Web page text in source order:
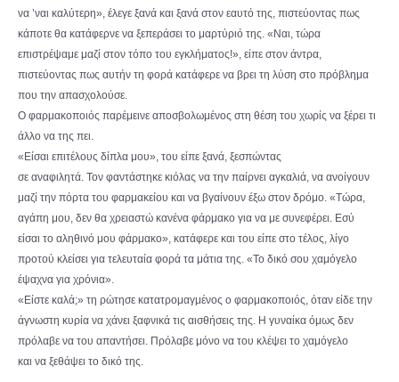
να ’ναι καλύτερη», έλεγε ξανά και ξανά στον εαυτό της, πιστεύοντας πως
κάποτε θα κατάφερνε να ξεπεράσει το μαρτύριό της. «Ναι, τώρα
επιστρέψαμε μαζί στον τόπο του εγκλήματος!», είπε στον άντρα,
πιστεύοντας πως αυτήν τη φορά κατάφερε να βρει τη λύση στο πρόβλημα
που την απασχολούσε.
Ο φαρμακοποιός παρέμεινε αποσβολωμένος στη θέση του χωρίς να ξέρει τι
άλλο να της πει.
«Είσαι επιτέλους δίπλα μου», του είπε ξανά, ξεσπώντας
σε αναφιλητά. Τον φαντάστηκε κιόλας να την παίρνει αγκαλιά, να ανοίγουν
μαζί την πόρτα του φαρμακείου και να βγαίνουν έξω στον δρόμο. «Τώρα,
αγάπη μου, δεν θα χρειαστώ κανένα φάρμακο για να με συνεφέρει. Εσύ
είσαι το αληθινό μου φάρμακο», κατάφερε και του είπε στο τέλος, λίγο
προτού κλείσει για τελευταία φορά τα μάτια της. «Το δικό σου χαμόγελο
έψαχνα για χρόνια».
«Είστε καλά;» τη ρώτησε κατατρομαγμένος ο φαρμακοποιός, όταν είδε την
άγνωστη κυρία να χάνει ξαφνικά τις αισθήσεις της. Η γυναίκα όμως δεν
πρόλαβε να του απαντήσει. Πρόλαβε μόνο να του κλέψει το χαμόγελο
και να ξεθάψει το δικό της.